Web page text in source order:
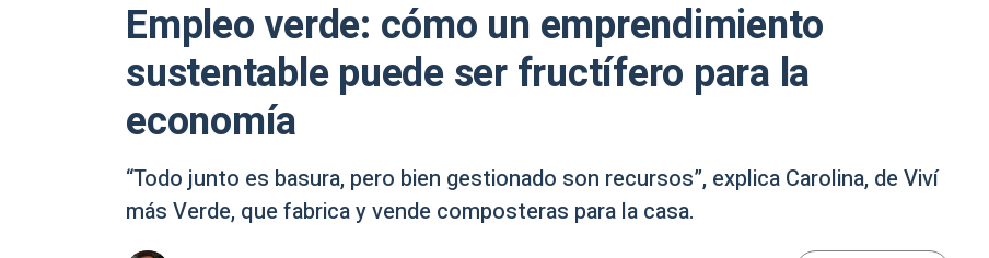
Empleo verde: cómo un emprendimiento
sustentable puede ser fructífero para la
economía
“Todo junto es basura, pero bien gestionado son recursos”, explica Carolina, de Viví
más Verde, que fabrica y vende composteras para la casa.